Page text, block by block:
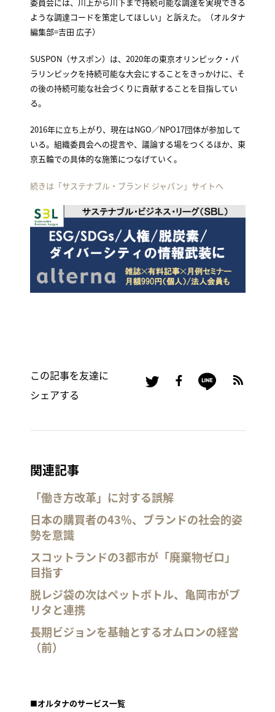
委員会には、川上から川下まで持続可能な調達を実現できる
ような調達コードを策定してほしい」と訴えた。（オルタナ
編集部=吉田 広子）
SUSPON（サスポン）は、2020年の東京オリンピック・パ
ラリンピックを持続可能な大会にすることをきっかけに、そ
の後の持続可能な社会づくりに貢献することを目指してい
る。
2016年に立ち上がり、現在はNGO／NPO17団体が参加して
いる。組織委員会への提言や、議論する場をつくるほか、東
京五輪での具体的な施策につなげていく。
続きは「サステナブル・ブランド ジャパン」サイトへ
この記事を友達に
シェアする
関連記事
「働き方改革」に対する誤解
日本の購買者の43％、ブランドの社会的姿
勢を意識
スコットランドの3都市が「廃棄物ゼロ」
目指す
脱レジ袋の次はペットボトル、亀岡市がブ
リタと連携
長期ビジョンを基軸とするオムロンの経営
（前）
■オルタナのサービス一覧